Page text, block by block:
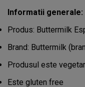
Informatii generale:
Produs: Buttermilk
Brand: Buttermilk
Produsul este
Este gluten free